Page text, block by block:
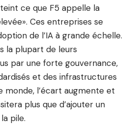
ce que F5 appelle la
Ces entreprises se
de l’IA à grande échelle.
la plupart de leurs
par une forte gouvernance,
et des infrastructures
monde, l’écart augmente et
plus que d’ajouter un
pile.